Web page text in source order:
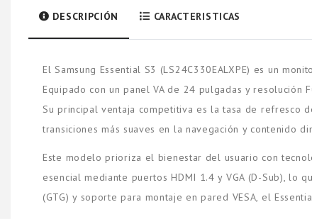
DESCRIPCIÓN CARACTERISTICAS
El Samsung Essential S3 (LS24C330EALXPE) es un
Equipado con un panel VA de 24 pulgadas y
Su principal ventaja competitiva es la tasa de refresco
transiciones más suaves en la navegación y contenido
Este modelo prioriza el bienestar del usuario con
esencial mediante puertos HDMI 1.4 y VGA (D-Sub), lo
(GTG) y soporte para montaje en pared VESA, el